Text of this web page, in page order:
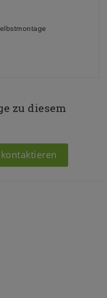
zu diesem